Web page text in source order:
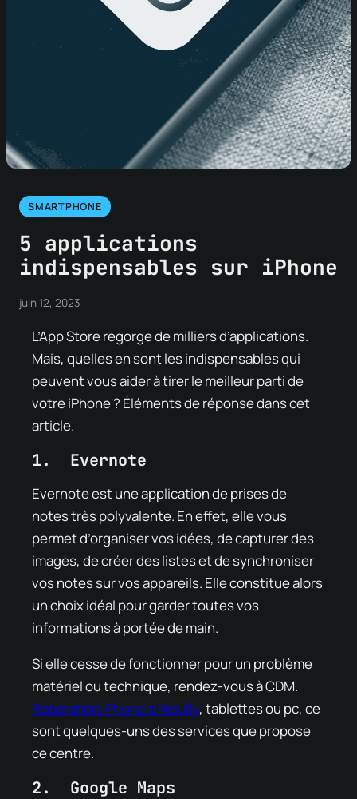
SMARTPHONE
5 applications
indispensables sur iPhone
juin 12, 2023
L’App Store regorge de milliers d’applications.
Mais, quelles en sont les indispensables qui
peuvent vous aider à tirer le meilleur parti de
votre iPhone ? Éléments de réponse dans cet
article.
1. Evernote
Evernote est une application de prises de
notes très polyvalente. En effet, elle vous
permet d’organiser vos idées, de capturer des
images, de créer des listes et de synchroniser
vos notes sur vos appareils. Elle constitue alors
un choix idéal pour garder toutes vos
informations à portée de main.
Si elle cesse de fonctionner pour un problème
matériel ou technique, rendez-vous à CDM.
Réparation iPhone à Neuilly, tablettes ou pc, ce
sont quelques-uns des services que propose
ce centre.
2. Google Maps